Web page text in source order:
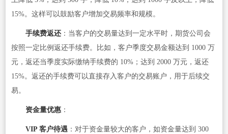
15%。这样可以鼓励客户增加交易频率和规模。
手续费返还：当客户的交易量达到一定水平时，期货公司会
按照一定比例返还手续费。比如，客户季度交易金额达到 1000 万
元，返还当季度实际缴纳手续费的 10%；达到 2000 万元，返还
15%。返还的手续费可以直接存入客户的交易账户，用于后续交
易。
资金量优惠：
VIP 客户待遇 ：对于资金量较大的客户，如资金量达到 300